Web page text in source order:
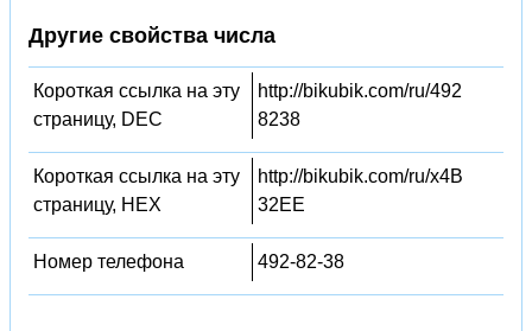
Другие свойства числа
Короткая ссылка на эту
страницу, DEC
http://bikubik.com/ru/492
8238
Короткая ссылка на эту
страницу, HEX
http://bikubik.com/ru/x4B
32EE
Номер телефона 492-82-38